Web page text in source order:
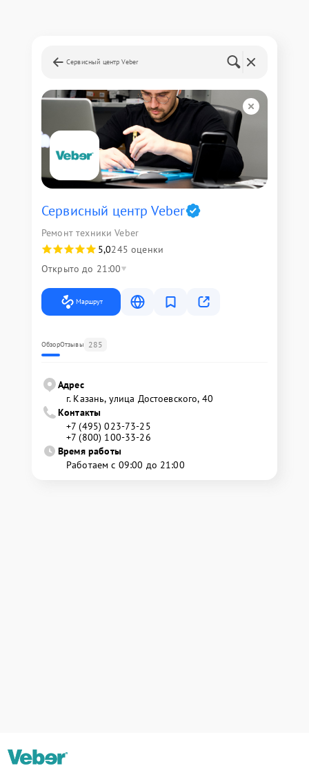
Сервисный центр Veber
Сервисный центр Veber
Ремонт техники Veber
5,0245 оценки
Открыто до 21:00
Маршрут
ОбзорОтзывы 285
Адрес
г. Казань, улица Достоевского, 40
Контакты
+7 (495) 023-73-25
+7 (800) 100-33-26
Время работы
Работаем с 09:00 до 21:00